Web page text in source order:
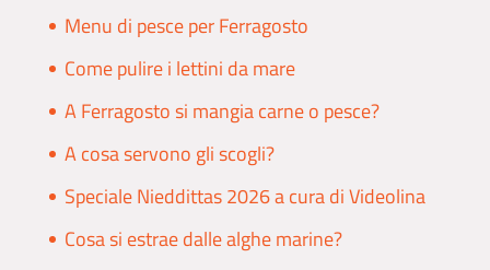
Menu di pesce per Ferragosto
Come pulire i lettini da mare
A Ferragosto si mangia carne o pesce?
A cosa servono gli scogli?
Speciale Nieddittas 2026 a cura di Videolina
Cosa si estrae dalle alghe marine?